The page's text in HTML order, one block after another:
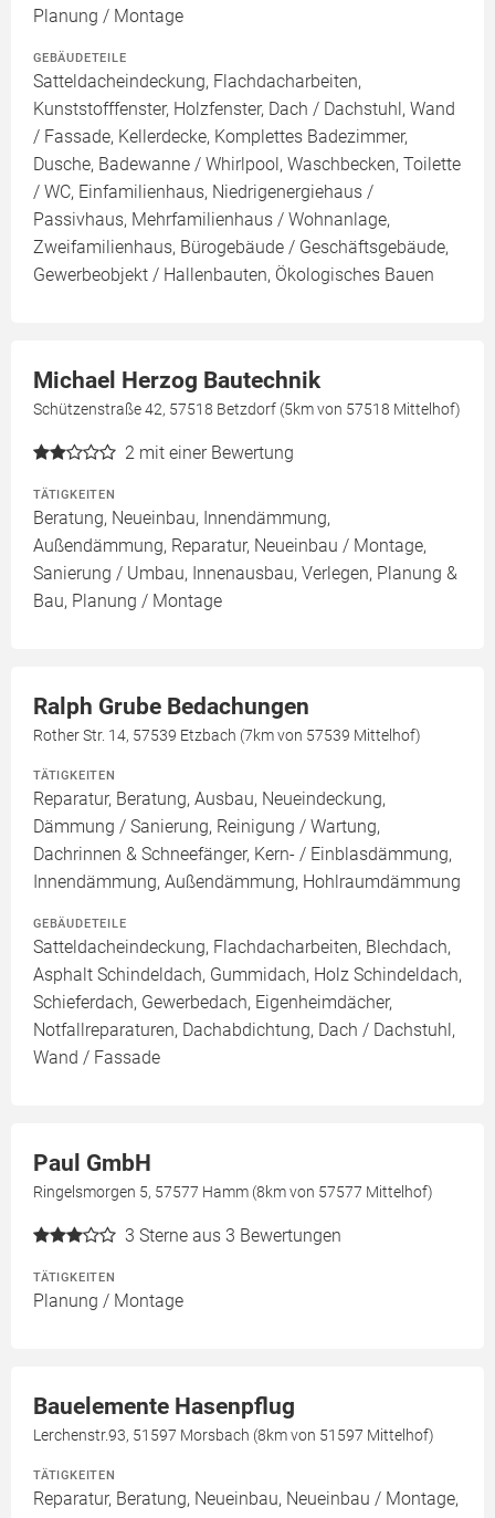
Planung / Montage
GEBÄUDETEILE
Satteldacheindeckung, Flachdacharbeiten,
Kunststofffenster, Holzfenster, Dach / Dachstuhl, Wand
/ Fassade, Kellerdecke, Komplettes Badezimmer,
Dusche, Badewanne / Whirlpool, Waschbecken, Toilette
/ WC, Einfamilienhaus, Niedrigenergiehaus /
Passivhaus, Mehrfamilienhaus / Wohnanlage,
Zweifamilienhaus, Bürogebäude / Geschäftsgebäude,
Gewerbeobjekt / Hallenbauten, Ökologisches Bauen
Michael Herzog Bautechnik
Schützenstraße 42, 57518 Betzdorf (5km von 57518 Mittelhof)
2 mit einer Bewertung
TÄTIGKEITEN
Beratung, Neueinbau, Innendämmung,
Außendämmung, Reparatur, Neueinbau / Montage,
Sanierung / Umbau, Innenausbau, Verlegen, Planung &
Bau, Planung / Montage
Ralph Grube Bedachungen
Rother Str. 14, 57539 Etzbach (7km von 57539 Mittelhof)
TÄTIGKEITEN
Reparatur, Beratung, Ausbau, Neueindeckung,
Dämmung / Sanierung, Reinigung / Wartung,
Dachrinnen & Schneefänger, Kern- / Einblasdämmung,
Innendämmung, Außendämmung, Hohlraumdämmung
GEBÄUDETEILE
Satteldacheindeckung, Flachdacharbeiten, Blechdach,
Asphalt Schindeldach, Gummidach, Holz Schindeldach,
Schieferdach, Gewerbedach, Eigenheimdächer,
Notfallreparaturen, Dachabdichtung, Dach / Dachstuhl,
Wand / Fassade
Paul GmbH
Ringelsmorgen 5, 57577 Hamm (8km von 57577 Mittelhof)
3 Sterne aus 3 Bewertungen
TÄTIGKEITEN
Planung / Montage
Bauelemente Hasenpflug
Lerchenstr.93, 51597 Morsbach (8km von 51597 Mittelhof)
TÄTIGKEITEN
Reparatur, Beratung, Neueinbau, Neueinbau / Montage,